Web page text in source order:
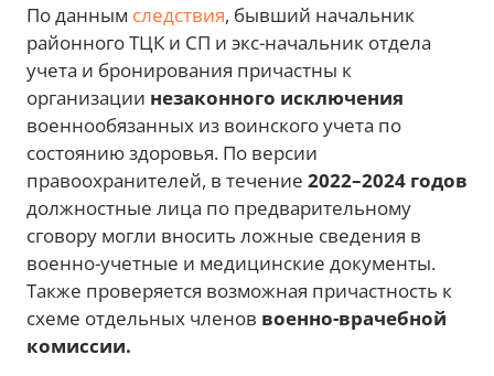
По данным следствия, бывший начальник
районного ТЦК и СП и экс-начальник отдела
учета и бронирования причастны к
организации незаконного исключения
военнообязанных из воинского учета по
состоянию здоровья. По версии
правоохранителей, в течение 2022–2024 годов
должностные лица по предварительному
сговору могли вносить ложные сведения в
военно-учетные и медицинские документы.
Также проверяется возможная причастность к
схеме отдельных членов военно-врачебной
комиссии.